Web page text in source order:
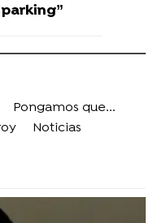
Pongamos que...
Noticias